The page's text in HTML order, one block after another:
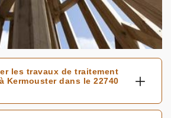
les travaux de traitement
Kermouster dans le 22740